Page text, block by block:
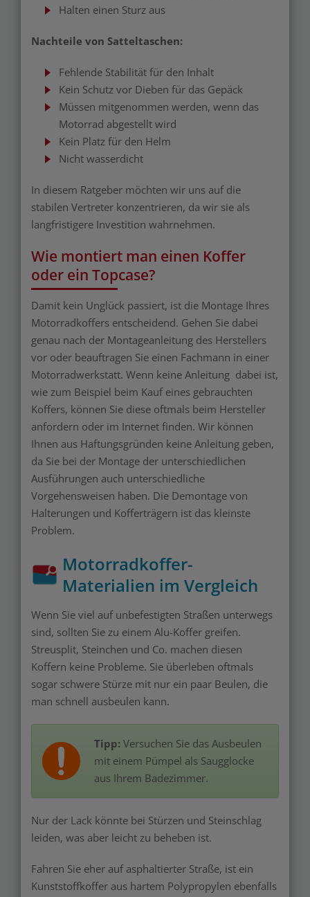
Halten einen Sturz aus
Nachteile von Satteltaschen:
Fehlende Stabilität für den Inhalt
Kein Schutz vor Dieben für das Gepäck
Müssen mitgenommen werden, wenn das
Motorrad abgestellt wird
Kein Platz für den Helm
Nicht wasserdicht
In diesem Ratgeber möchten wir uns auf die
stabilen Vertreter konzentrieren, da wir sie als
langfristigere Investition wahrnehmen.
Wie montiert man einen Koffer
oder ein Topcase?
Damit kein Unglück passiert, ist die Montage Ihres
Motorradkoffers entscheidend. Gehen Sie dabei
genau nach der Montageanleitung des Herstellers
vor oder beauftragen Sie einen Fachmann in einer
Motorradwerkstatt. Wenn keine Anleitung dabei ist,
wie zum Beispiel beim Kauf eines gebrauchten
Koffers, können Sie diese oftmals beim Hersteller
anfordern oder im Internet finden. Wir können
Ihnen aus Haftungsgründen keine Anleitung geben,
da Sie bei der Montage der unterschiedlichen
Ausführungen auch unterschiedliche
Vorgehensweisen haben. Die Demontage von
Halterungen und Kofferträgern ist das kleinste
Problem.
Motorradkoffer-
Materialien im Vergleich
Wenn Sie viel auf unbefestigten Straßen unterwegs
sind, sollten Sie zu einem Alu-Koffer greifen.
Streusplit, Steinchen und Co. machen diesen
Koffern keine Probleme. Sie überleben oftmals
sogar schwere Stürze mit nur ein paar Beulen, die
man schnell ausbeulen kann.
Tipp: Versuchen Sie das Ausbeulen
mit einem Pümpel als Saugglocke
aus Ihrem Badezimmer.
Nur der Lack könnte bei Stürzen und Steinschlag
leiden, was aber leicht zu beheben ist.
Fahren Sie eher auf asphaltierter Straße, ist ein
Kunststoffkoffer aus hartem Polypropylen ebenfalls